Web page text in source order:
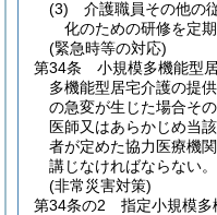
(3)
介護職員その他の
化のための研修を定
(緊急時等の対応)
第34条
小規模多機能型
多機能型居宅介護の提
の急変が生じた場合そ
医師又はあらかじめ当
者が定めた協力医療機
講じなければならない。
(非常災害対策)
第34条の2
指定小規模多